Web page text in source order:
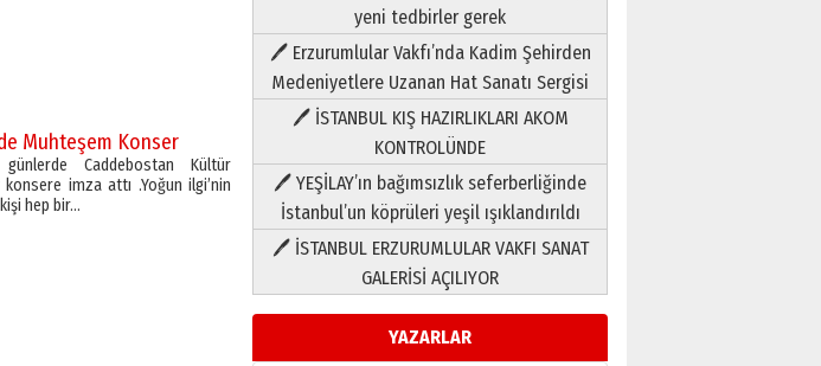
Muhteşem Konser
Caddebostan Kültür
imza attı .Yoğun ilgi’nin
hep bir…
yeni tedbirler gerek
🖊 Erzurumlular Vakfı’nda Kadim Şehirden
Medeniyetlere Uzanan Hat Sanatı Sergisi
🖊 İSTANBUL KIŞ HAZIRLIKLARI AKOM
KONTROLÜNDE
🖊 YEŞİLAY’ın bağımsızlık seferberliğinde
İstanbul’un köprüleri yeşil ışıklandırıldı
🖊 İSTANBUL ERZURUMLULAR VAKFI SANAT
GALERİSİ AÇILIYOR
YAZARLAR
Neşat YALÇIN
Paranın Aile Kültüründeki Yeri
03 Ağustos 2026 Pazartesi
Yıldırım Gündoğdu
HAVVA’NIN ÜÇ KIZI
09 Temmuz 2026 Perşembe
Yusuf POLAT
Şampiyonluk Sebahattin
Şirin’e yazar
11 Mayıs 2026 Pazartesi